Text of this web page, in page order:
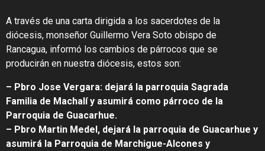
A través de una carta dirigida a los sacerdotes de la
diócesis, monseñor Guillermo Vera Soto obispo de
Rancagua, informó los cambios de párrocos que se
producirán en nuestra diócesis, estos son:
– Pbro Jose Vergara: dejará la parroquia Sagrada
Familia de Machalí y asumirá como párroco de la
Parroquia de Guacarhue.
– Pbro Martin Medel, dejará la parroquia de Guacarhue y
asumirá la Parroquia de Marchigue-Alcones y